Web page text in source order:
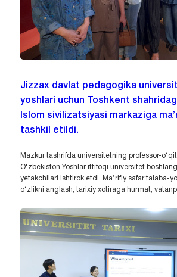
Jizzax davlat pedagogika
yoshlari uchun Toshkent
Islom sivilizatsiyasi markaziga
tashkil etildi.
Mazkur tashrifda universitetning professor-
O‘zbekiston Yoshlar ittifoqi universitet
yetakchilari ishtirok etdi. Ma’rifiy safar talaba-
o‘zlikni anglash, tarixiy xotiraga hurmat,